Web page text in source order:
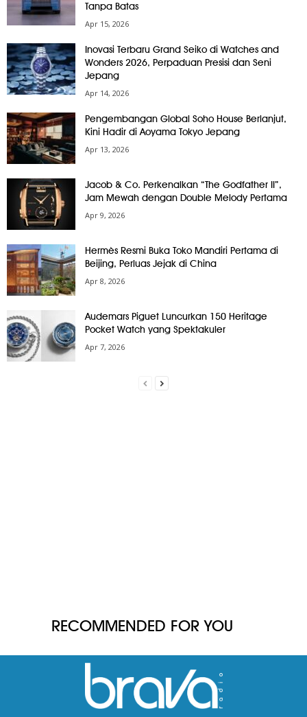
Tanpa Batas
Apr 15, 2026
Inovasi Terbaru Grand Seiko di Watches and
Wonders 2026, Perpaduan Presisi dan Seni
Jepang
Apr 14, 2026
Pengembangan Global Soho House Berlanjut,
Kini Hadir di Aoyama Tokyo Jepang
Apr 13, 2026
Jacob & Co. Perkenalkan “The Godfather II”,
Jam Mewah dengan Double Melody Pertama
Apr 9, 2026
Hermès Resmi Buka Toko Mandiri Pertama di
Beijing, Perluas Jejak di China
Apr 8, 2026
Audemars Piguet Luncurkan 150 Heritage
Pocket Watch yang Spektakuler
Apr 7, 2026
RECOMMENDED FOR YOU